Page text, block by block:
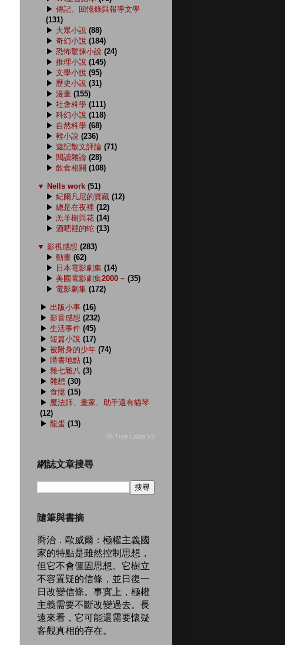
▶ 傳記、回憶錄與報導文學
(131)
▶ 大眾小說 (88)
▶ 奇幻小說 (184)
▶ 恐怖驚悚小說 (24)
▶ 推理小說 (145)
▶ 文學小說 (95)
▶ 歷史小說 (31)
▶ 漫畫 (155)
▶ 社會科學 (111)
▶ 科幻小說 (118)
▶ 自然科學 (68)
▶ 輕小說 (236)
▶ 遊記散文評論 (71)
▶ 閱讀雜論 (28)
▶ 飲食相關 (108)
▼ Nells work (51)
▶ 紀爾凡尼的寶藏 (12)
▶ 總是在夜裡 (12)
▶ 羔羊樹與花 (14)
▶ 酒吧裡的蛇 (13)
▼ 影視感想 (283)
▶ 動畫 (62)
▶ 日本電影劇集 (14)
▶ 美國電影劇集2000 ~ (35)
▶ 電影劇集 (172)
▶ 出版小事 (16)
▶ 影音感想 (232)
▶ 生活事件 (45)
▶ 短篇小說 (17)
▶ 被附身的少年 (74)
▶ 購書地點 (1)
▶ 雜七雜八 (3)
▶ 雜想 (30)
▶ 食憶 (15)
▶ 魔法師、畫家、助手還有貓琴
(12)
▶ 龍蛋 (13)
ⓦ Tree Label V2
網誌文章搜尋
隨筆與書摘
喬治．歐威爾：極權主義國
家的特點是雖然控制思想，
但它不會僵固思想。它樹立
不容置疑的信條，並日復一
日改變信條。事實上，極權
主義需要不斷改變過去。長
遠來看，它可能還需要懷疑
客觀真相的存在。